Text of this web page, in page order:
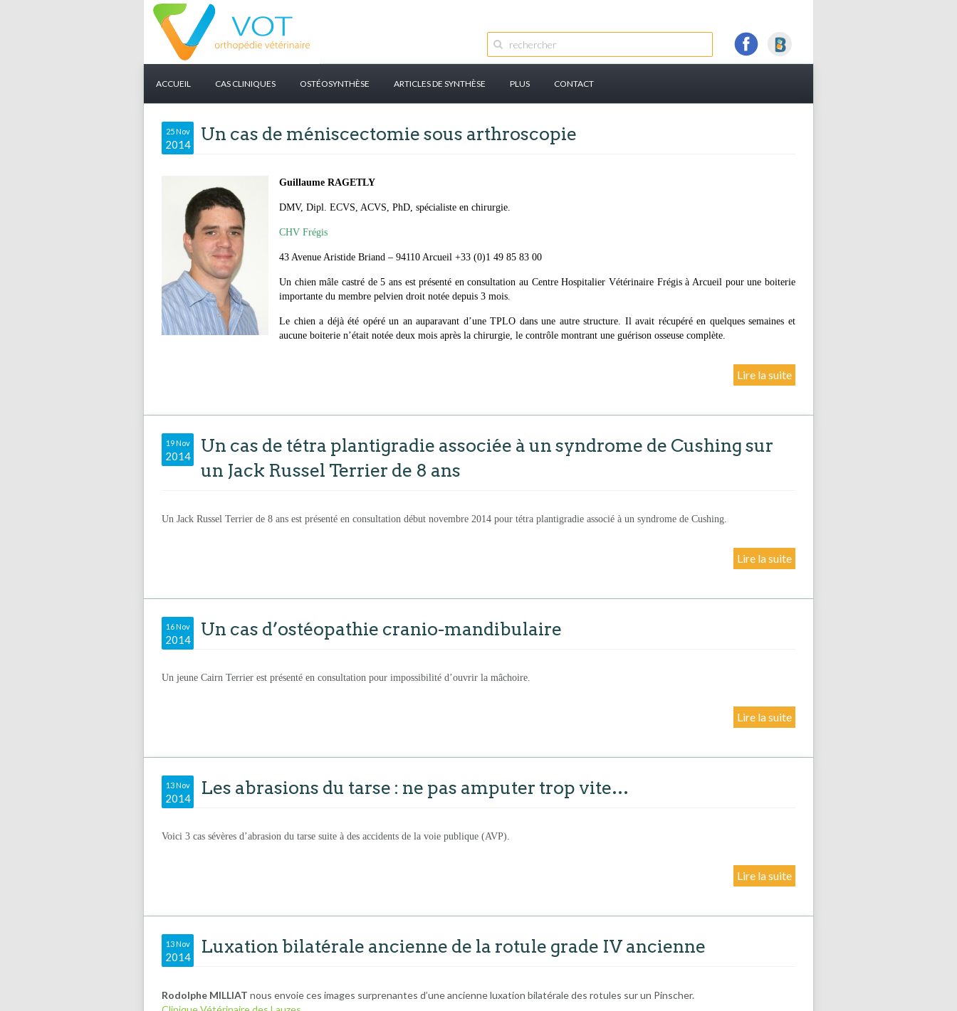
ACCUEIL CAS CLINIQUES OSTÉOSYNTHÈSE ARTICLES DE SYNTHÈSE PLUS CONTACT
25 Nov
2014 Un cas de méniscectomie sous arthroscopie
Guillaume RAGETLY
DMV, Dipl. ECVS, ACVS, PhD, spécialiste en chirurgie.
CHV Frégis
43 Avenue Aristide Briand – 94110 Arcueil +33 (0)1 49 85 83 00
Un chien mâle castré de 5 ans est présenté en consultation au Centre Hospitalier Vétérinaire Frégis à Arcueil pour une boiterie
importante du membre pelvien droit notée depuis 3 mois.
Le chien a déjà été opéré un an auparavant d’une TPLO dans une autre structure. Il avait récupéré en quelques semaines et
aucune boiterie n’était notée deux mois après la chirurgie, le contrôle montrant une guérison osseuse complète.
Lire la suite
19 Nov
2014
Un cas de tétra plantigradie associée à un syndrome de Cushing sur
un Jack Russel Terrier de 8 ans
Un Jack Russel Terrier de 8 ans est présenté en consultation début novembre 2014 pour tétra plantigradie associé à un syndrome de Cushing.
Lire la suite
16 Nov
2014 Un cas d’ostéopathie cranio-mandibulaire
Un jeune Cairn Terrier est présenté en consultation pour impossibilité d’ouvrir la mâchoire.
Lire la suite
13 Nov
2014 Les abrasions du tarse : ne pas amputer trop vite…
Voici 3 cas sévères d’abrasion du tarse suite à des accidents de la voie publique (AVP).
Lire la suite
13 Nov
2014 Luxation bilatérale ancienne de la rotule grade IV ancienne
Rodolphe MILLIAT nous envoie ces images surprenantes d’une ancienne luxation bilatérale des rotules sur un Pinscher.